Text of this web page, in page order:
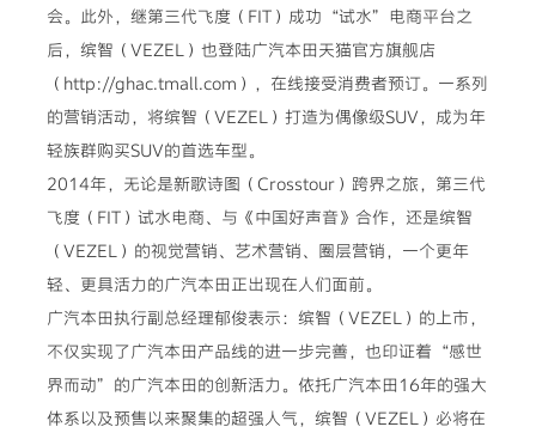
会。此外，继第三代飞度（FIT）成功“试水”电商平台之
后，缤智（VEZEL）也登陆广汽本田天猫官方旗舰店
（http://ghac.tmall.com），在线接受消费者预订。一系列
的营销活动，将缤智（VEZEL）打造为偶像级SUV，成为年
轻族群购买SUV的首选车型。
2014年，无论是新歌诗图（Crosstour）跨界之旅，第三代
飞度（FIT）试水电商、与《中国好声音》合作，还是缤智
（VEZEL）的视觉营销、艺术营销、圈层营销，一个更年
轻、更具活力的广汽本田正出现在人们面前。
广汽本田执行副总经理郁俊表示：缤智（VEZEL）的上市，
不仅实现了广汽本田产品线的进一步完善，也印证着“感世
界而动”的广汽本田的创新活力。依托广汽本田16年的强大
体系以及预售以来聚集的超强人气，缤智（VEZEL）必将在